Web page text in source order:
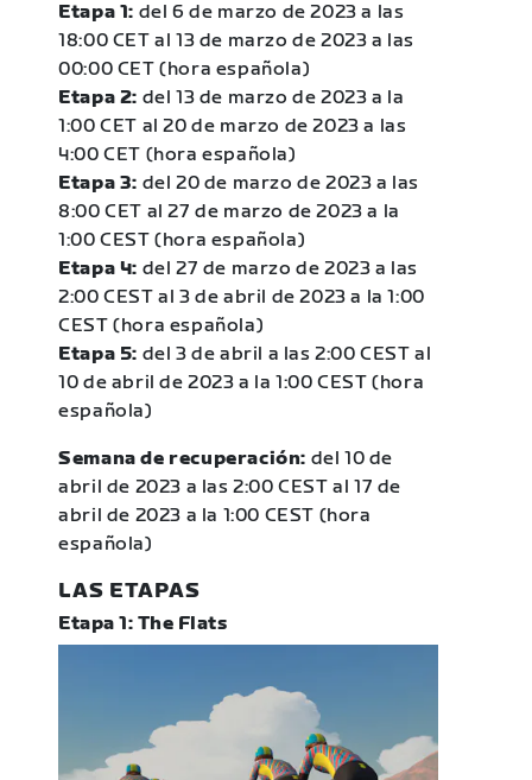
Etapa 1: del 6 de marzo de 2023 a las
18:00 CET al 13 de marzo de 2023 a las
00:00 CET (hora española)
Etapa 2: del 13 de marzo de 2023 a la
1:00 CET al 20 de marzo de 2023 a las
4:00 CET (hora española)
Etapa 3: del 20 de marzo de 2023 a las
8:00 CET al 27 de marzo de 2023 a la
1:00 CEST (hora española)
Etapa 4: del 27 de marzo de 2023 a las
2:00 CEST al 3 de abril de 2023 a la 1:00
CEST (hora española)
Etapa 5: del 3 de abril a las 2:00 CEST al
10 de abril de 2023 a la 1:00 CEST (hora
española)
Semana de recuperación: del 10 de
abril de 2023 a las 2:00 CEST al 17 de
abril de 2023 a la 1:00 CEST (hora
española)
LAS ETAPAS
Etapa 1: The Flats